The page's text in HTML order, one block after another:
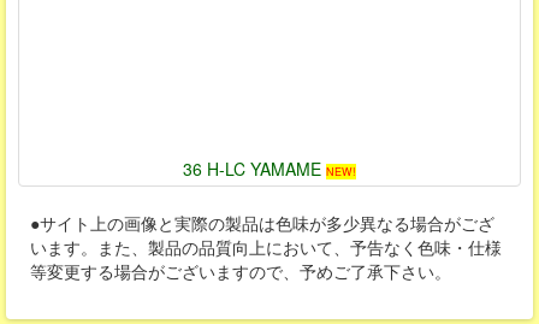
36 H-LC YAMAME NEW!
●サイト上の画像と実際の製品は色味が多少異なる場合がござ
います。また、製品の品質向上において、予告なく色味・仕様
等変更する場合がございますので、予めご了承下さい。